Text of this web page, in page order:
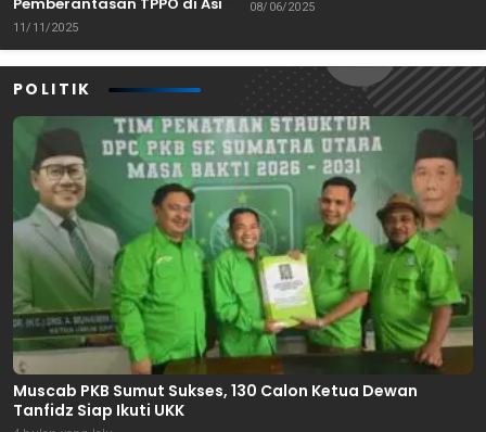
Tenggara
11/11/2025
08/06/2025
POLITIK
Muscab PKB Sumut Sukses, 130 Calon Ketua Dewan
Tanfidz Siap Ikuti UKK